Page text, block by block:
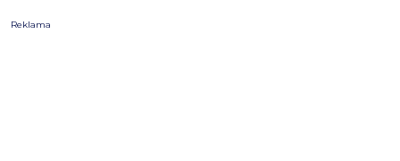
Reklama